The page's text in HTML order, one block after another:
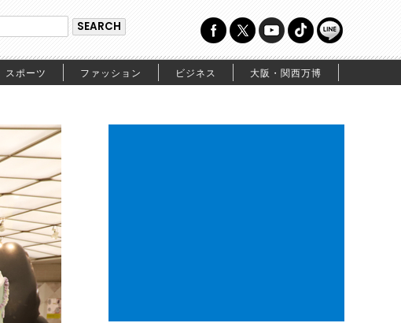
スポーツ ファッション ビジネス 大阪・関西万博